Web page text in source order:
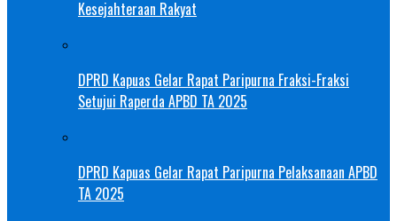
Kesejahteraan Rakyat
DPRD Kapuas Gelar Rapat Paripurna Fraksi-Fraksi
Setujui Raperda APBD TA 2025
DPRD Kapuas Gelar Rapat Paripurna Pelaksanaan APBD
TA 2025